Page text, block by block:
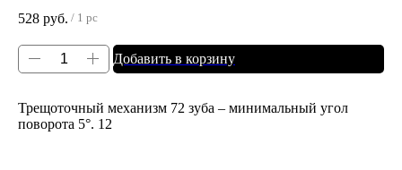
528 руб. / 1 pc
Добавить в корзину
Трещоточный механизм 72 зуба – минимальный угол
поворота 5°. 12